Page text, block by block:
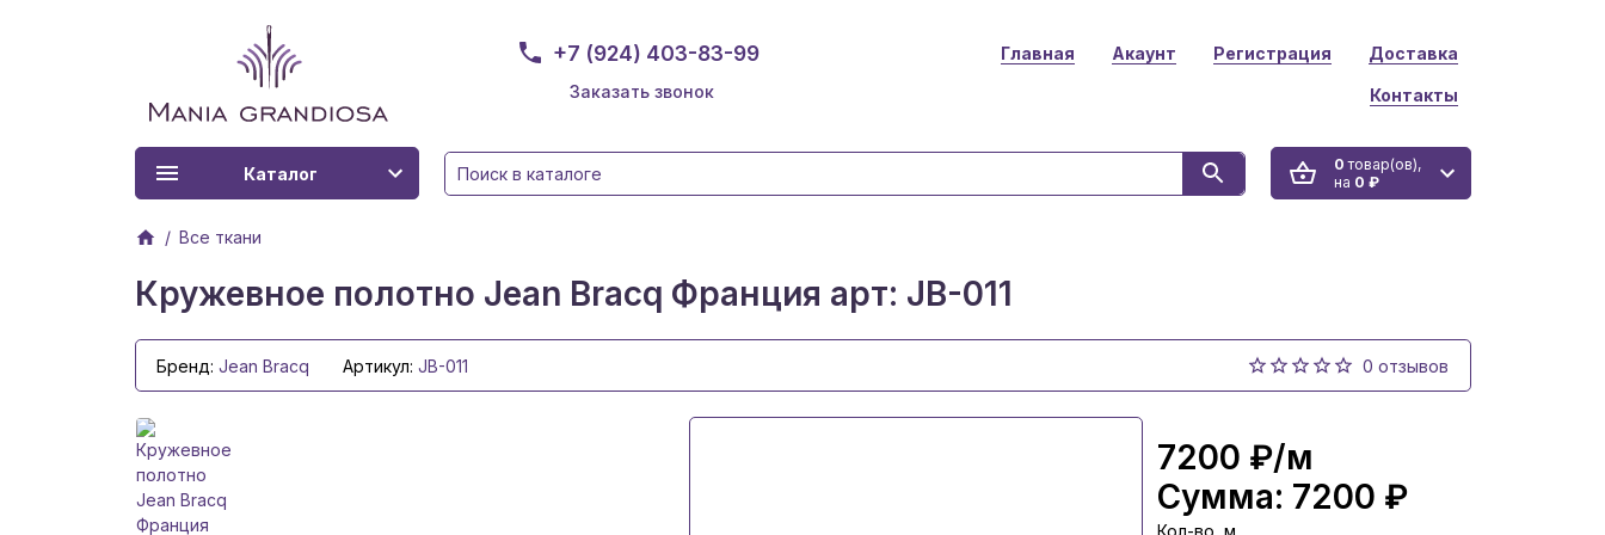
Главная Акаунт Регистрация Доставка
Контакты
+7 (924) 403-83-99
Заказать звонок
0 товар(ов),
на 0 ₽
Каталог
Все ткани
Кружевное полотно Jean Bracq Франция арт: JB-011
Бренд: Jean Bracq Артикул: JB-011 0 отзывов
7200 ₽/м
Сумма: 7200 ₽
Кол-во, м